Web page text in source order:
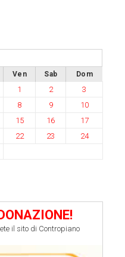
Ven Sab Dom
1 2
3
8 9
10
15 16
17
22 23
24
il sito di Contropiano